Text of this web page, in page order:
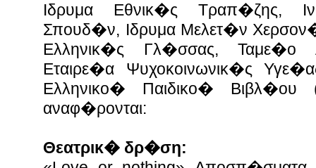
Ιδρυμα Εθνικ�ς Τραπ�ζης,
Σπουδ�ν, Ιδρυμα Μελετ�ν
Ελληνικ�ς Γλ�σσας, Ταμε�ο
Εταιρε�α Ψυχοκοινωνικ�ς
Ελληνικο� Παιδικο� Βιβλ�ου
αναφ�ρονται:
Θεατρικ� δρ�ση: